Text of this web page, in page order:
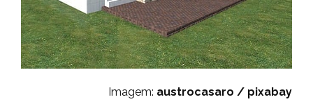
Imagem: austrocasaro / pixabay